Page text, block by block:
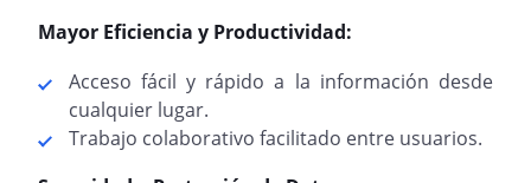
Mayor Eficiencia y Productividad:
Acceso fácil y rápido a la información desde
cualquier lugar.
Trabajo colaborativo facilitado entre usuarios.